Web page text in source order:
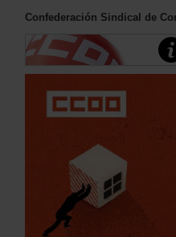
Confederación Sindical de